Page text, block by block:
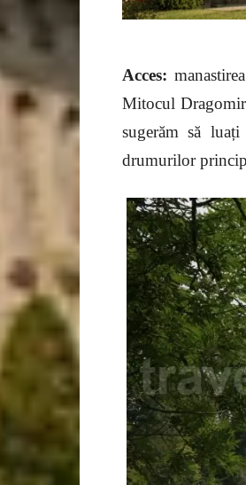
Acces:
Mitocul
sugerăm să
drumurilor